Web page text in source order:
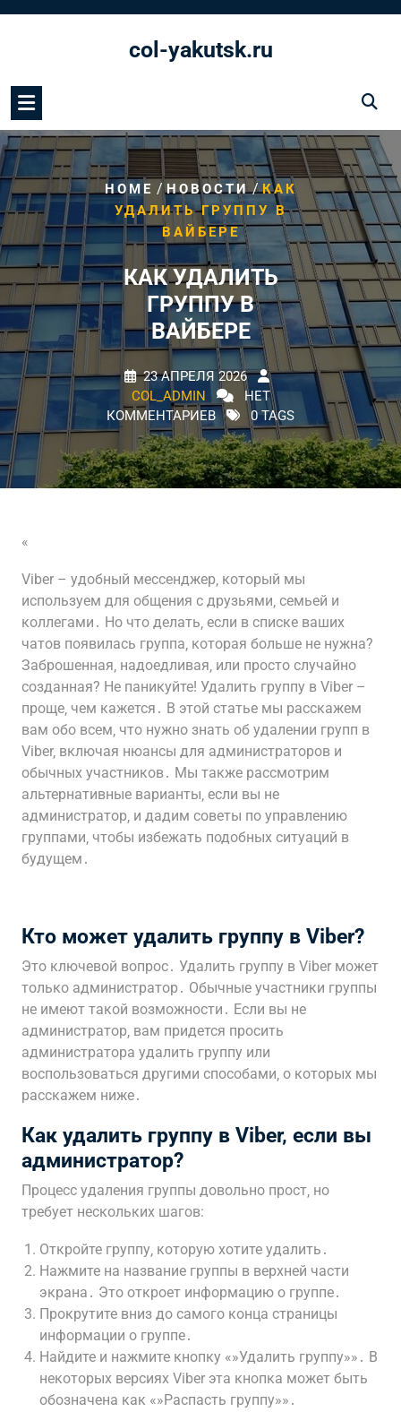
col-yakutsk.ru
HOME /НОВОСТИ/КАК
УДАЛИТЬ ГРУППУ В
ВАЙБЕРЕ
КАК УДАЛИТЬ
ГРУППУ В
ВАЙБЕРЕ
23 АПРЕЛЯ 2026
COL_ADMIN
НЕТ
КОММЕНТАРИЕВ
0 TAGS
«
Viber – удобный мессенджер‚ который мы
используем для общения с друзьями‚ семьей и
коллегами․ Но что делать‚ если в списке ваших
чатов появилась группа‚ которая больше не нужна?
Заброшенная‚ надоедливая‚ или просто случайно
созданная? Не паникуйте! Удалить группу в Viber –
проще‚ чем кажется․ В этой статье мы расскажем
вам обо всем‚ что нужно знать об удалении групп в
Viber‚ включая нюансы для администраторов и
обычных участников․ Мы также рассмотрим
альтернативные варианты‚ если вы не
администратор‚ и дадим советы по управлению
группами‚ чтобы избежать подобных ситуаций в
будущем․
Кто может удалить группу в Viber?
Это ключевой вопрос․ Удалить группу в Viber может
только администратор․ Обычные участники группы
не имеют такой возможности․ Если вы не
администратор‚ вам придется просить
администратора удалить группу или
воспользоваться другими способами‚ о которых мы
расскажем ниже․
Как удалить группу в Viber‚ если вы
администратор?
Процесс удаления группы довольно прост‚ но
требует нескольких шагов:
Откройте группу‚ которую хотите удалить․
Нажмите на название группы в верхней части
экрана․ Это откроет информацию о группе․
Прокрутите вниз до самого конца страницы
информации о группе․
Найдите и нажмите кнопку «»Удалить группу»»․ В
некоторых версиях Viber эта кнопка может быть
обозначена как «»Распасть группу»»․